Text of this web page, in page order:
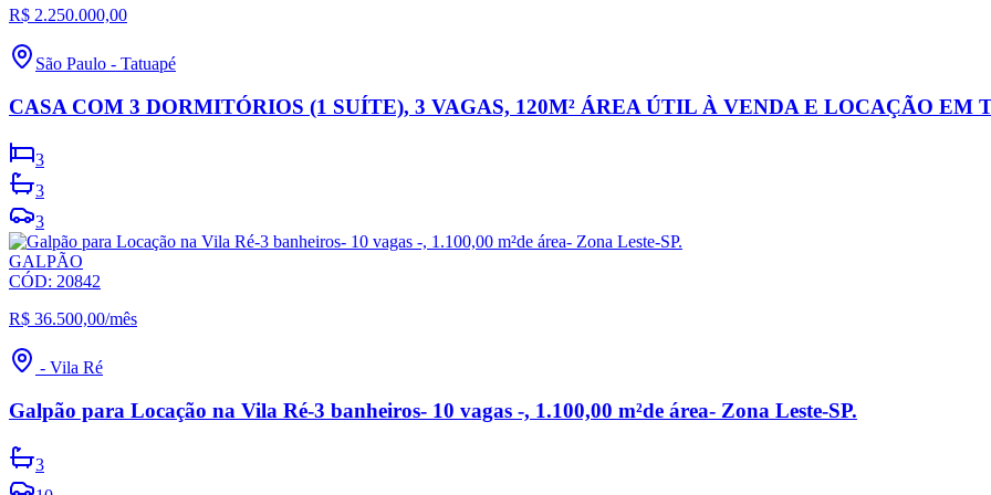
R$ 2.250.000,00
São Paulo - Tatuapé
CASA COM 3 DORMITÓRIOS (1 SUÍTE), 3 VAGAS, 120M² ÁREA ÚTIL À VENDA E LOCAÇÃO EM
3
3
3
GALPÃO
CÓD: 20842
R$ 36.500,00/mês
- Vila Ré
Galpão para Locação na Vila Ré-3 banheiros- 10 vagas -, 1.100,00 m²de área- Zona Leste-SP.
3